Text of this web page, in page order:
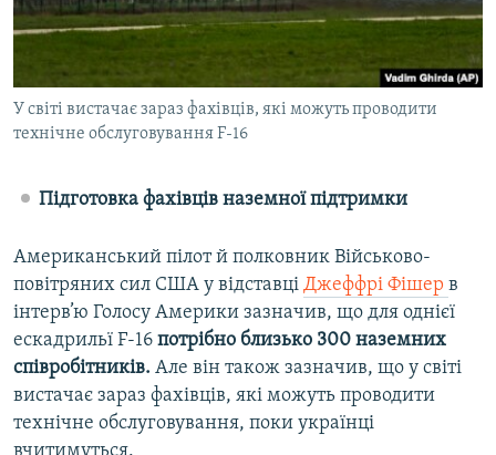
У світі вистачає зараз фахівців, які можуть проводити
технічне обслуговування F-16
Підготовка фахівців наземної підтримки
Американський пілот й полковник Військово-
повітряних сил США у відставці Джеффрі Фішер в
інтерв’ю Голосу Америки зазначив, що для однієї
ескадрильї F-16 потрібно близько 300 наземних
співробітників. Але він також зазначив, що у світі
вистачає зараз фахівців, які можуть проводити
технічне обслуговування, поки українці